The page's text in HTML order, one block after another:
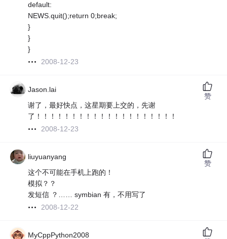
default:
NEWS.quit();return 0;break;
}
}
}
2008-12-23
Jason.lai
谢了，最好快点，这星期要上交的，先谢
了！！！！！！！！！！！！！！！！！！！！
2008-12-23
赞
liuyuanyang
这个不可能在手机上跑的！
模拟？？
发短信 ？…… symbian 有，不用写了
2008-12-22
赞
MyCppPython2008